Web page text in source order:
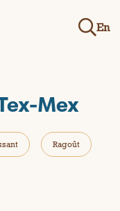
En
Mex
Ragoût